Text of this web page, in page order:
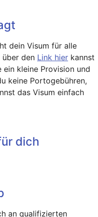
dein Visum für alle
den Link hier kannst
kleine Provision und
keine Portogebühren,
das Visum einfach
dich
an qualifizierten